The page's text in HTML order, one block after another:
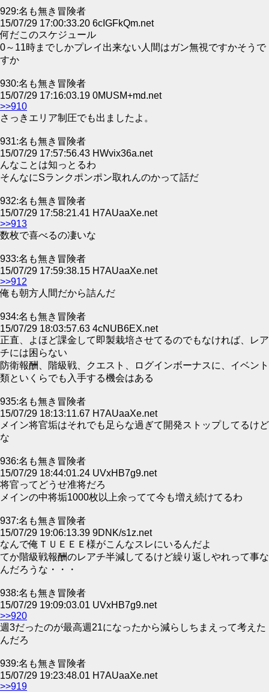
929:名も無き冒険者
15/07/29 17:00:33.20 6cIGFkQm.net
何だこのスケジュール
0～11時までしかプレイ出来ない人間はガン無視ですかそうで
すか
930:名も無き冒険者
15/07/29 17:16:03.19 0MUSM+md.net
>>910
さっきエリア制圧でも出ましたよ。
931:名も無き冒険者
15/07/29 17:57:56.43 HWvix36a.net
んなことは知っとるわ
そんなにSランクポンポン取れんのかって話だ
932:名も無き冒険者
15/07/29 17:58:21.41 H7AUaaXe.net
>>913
数枚で喜べるの凄いな
933:名も無き冒険者
15/07/29 17:59:38.15 H7AUaaXe.net
>>912
俺も朝方人間だから詰んだ
934:名も無き冒険者
15/07/29 18:03:57.63 4cNUB6EX.net
正直、よほど課金して即製栽培させてるのでもなければ、レア
チには困らない
防衛報酬、階級戦、クエスト、ログインボーナスに、イベント
類といくらでも入手する機会はある
935:名も無き冒険者
15/07/29 18:13:11.67 H7AUaaXe.net
メイン将官垢はそれでも足らな過ぎて開発ストップしてるけど
な
936:名も無き冒険者
15/07/29 18:44:01.24 UVxHB7g9.net
将官ってどうせ准将だろ
メインの中将垢1000枚以上余ってて今も増え続けてるわ
937:名も無き冒険者
15/07/29 19:06:13.39 9DNK/s1z.net
なんで俺ＴＵＥＥＥ様がこんなスレにいるんだよ
てか階級戦報酬のレアチ半減してるけど繰り返しやれって事な
んだろうな・・・
938:名も無き冒険者
15/07/29 19:09:03.01 UVxHB7g9.net
>>920
週3だったのが最高週21になったから減らしちまえって考えた
んだろ
939:名も無き冒険者
15/07/29 19:23:48.01 H7AUaaXe.net
>>919